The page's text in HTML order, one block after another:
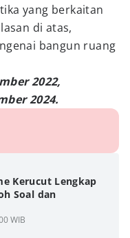
yang berkaitan
di atas,
bangun ruang
2022,
2024.
Kerucut Lengkap
Soal dan
WIB